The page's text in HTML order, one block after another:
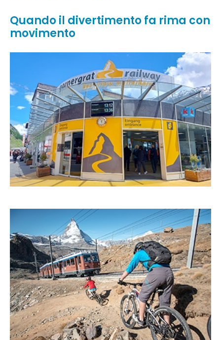
Quando il divertimento fa rima con
movimento